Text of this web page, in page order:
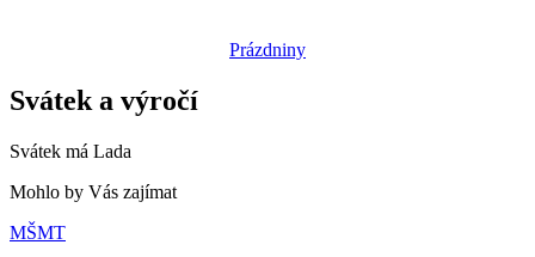
Prázdniny
Svátek a výročí
Svátek má Lada
Mohlo by Vás zajímat
MŠMT